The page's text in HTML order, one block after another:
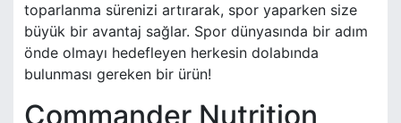
toparlanma sürenizi artırarak, spor yaparken size
büyük bir avantaj sağlar. Spor dünyasında bir adım
önde olmayı hedefleyen herkesin dolabında
bulunması gereken bir ürün!
Commander Nutrition